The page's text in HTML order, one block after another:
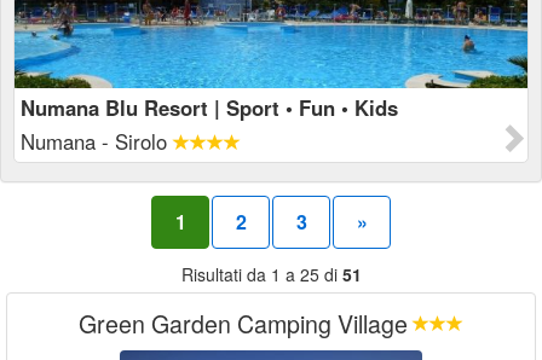
Numana Blu Resort | Sport • Fun • Kids
Numana - Sirolo
1 2 3 »
Risultati da 1 a 25 di 51
Green Garden Camping Village